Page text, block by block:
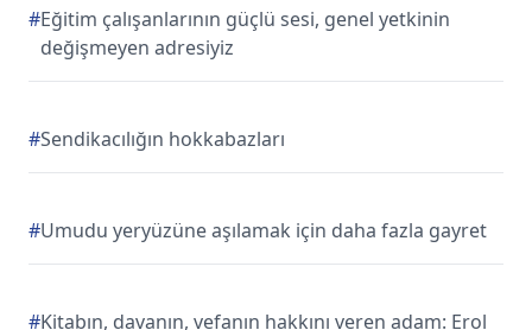
#Eğitim çalışanlarının güçlü sesi, genel yetkinin
değişmeyen adresiyiz
#Sendikacılığın hokkabazları
#Umudu yeryüzüne aşılamak için daha fazla gayret
#Kitabın, davanın, vefanın hakkını veren adam: Erol